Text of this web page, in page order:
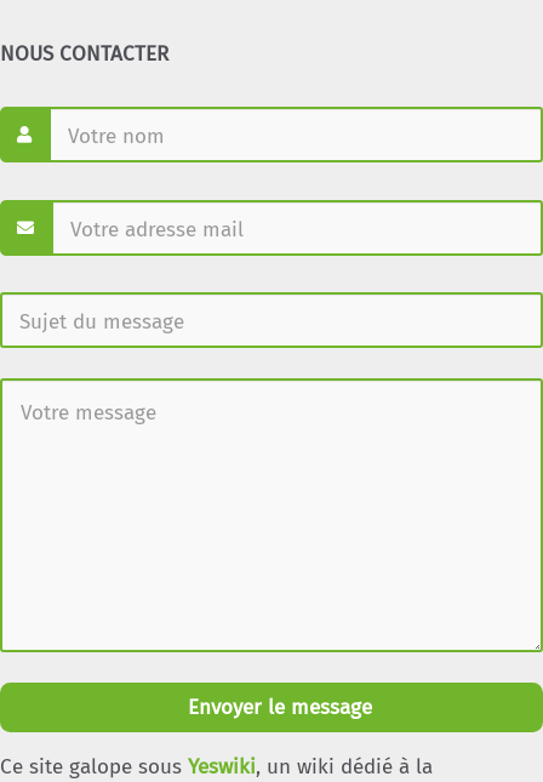
NOUS CONTACTER
Envoyer le message
Ce site galope sous Yeswiki, un wiki dédié à la